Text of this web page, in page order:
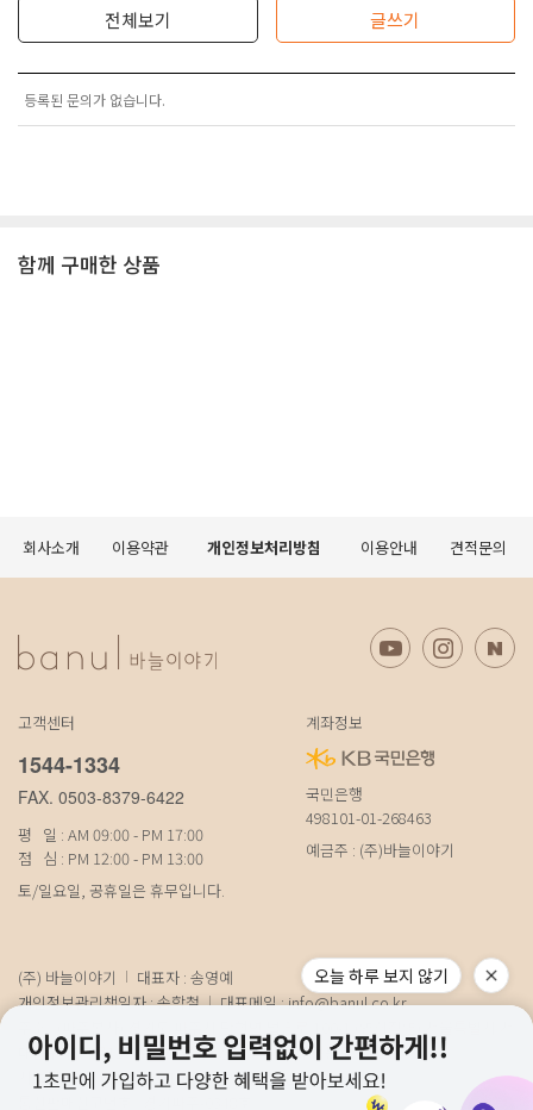
전체보기 글쓰기
등록된 문의가 없습니다.
함께 구매한 상품
회사소개 이용약관 개인정보처리방침 이용안내 견적문의
고객센터
1544-1334
FAX. 0503-8379-6422
평 일 : AM 09:00 - PM 17:00
점 심 : PM 12:00 - PM 13:00
토/일요일, 공휴일은 휴무입니다.
계좌정보
국민은행
498101-01-268463
예금주 : (주)바늘이야기
(주) 바늘이야기
대표자 : 송영예
개인정보관리책임자 : 송학철
대표메일 :info@banul.co.kr
대문구 연희로11가길 15 (물류) 경기도 파주시 성동로 19-17
사업자번호 : 674-88-00100[사업자정보확인]
오늘 하루 보지 않기